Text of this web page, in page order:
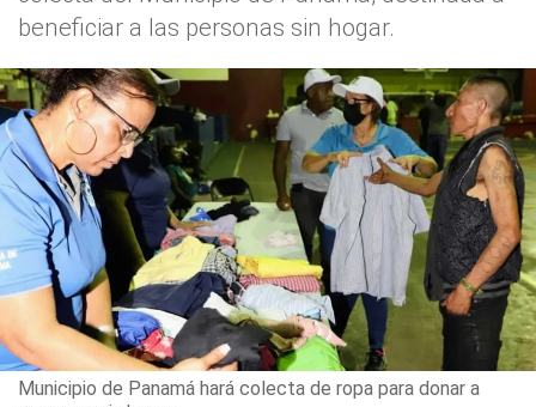
beneficiar a las personas sin hogar.
Municipio de Panamá hará colecta de ropa para donar a